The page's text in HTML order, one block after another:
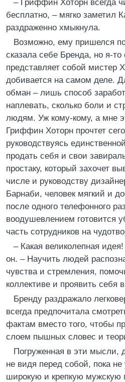
– Гриффин Хоторн всегда
бесплатно, – мягко заметил
раздраженно хмыкнула.
Возможно, ему пришелся
сказала себе Бренда, но я-
представляет собой мистер
добивается на самом деле.
обман – лишь способ
наплевать, сколько боли и
людям. Уж кому-кому, а мне
Гриффин Хоторн прочтет
руководствуясь
продать себя и свои
простаку, который захочет
числе и руководству
Барнаби, человек мягкий и
после одного телефонного
воодушевлением готовится
часть сотрудников на
– Какая великолепная
он. – Научить людей
чувства и стремления,
коллективе и проявить себя
Бренду раздражало
всегда предпочитала
фактам вместо того, чтобы
слоем пышных словес и
Погруженная в эти мысли,
не видя перед собой, пока
широкую и крепкую мужскую